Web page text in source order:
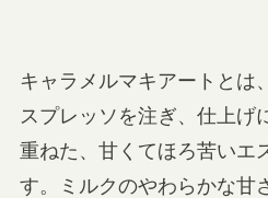
キャラメルマキアートとは
スプレッソを注ぎ、仕上げ
重ねた、甘くてほろ苦いエ
す。ミルクのやわらかな甘